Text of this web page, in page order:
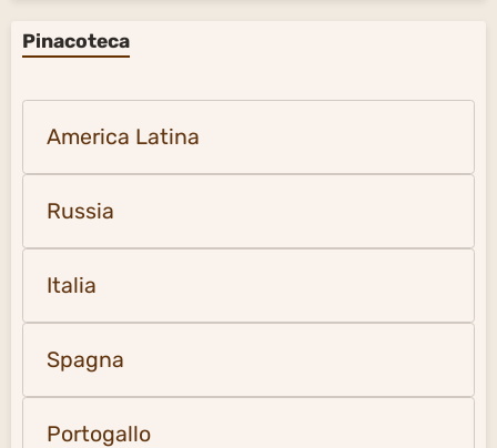
Pinacoteca
America Latina
Russia
Italia
Spagna
Portogallo